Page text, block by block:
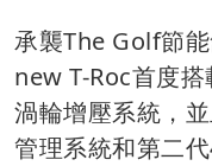
承襲The Golf節
new T-Roc首度
渦輪增壓系統，
管理系統和第二